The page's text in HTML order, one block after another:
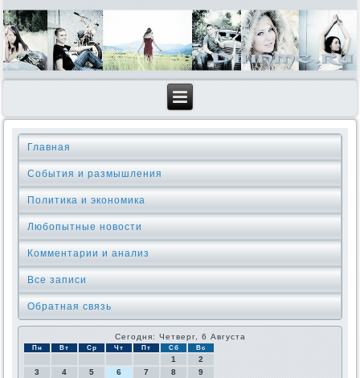
Главная
События и размышления
Политика и экономика
Любопытные новости
Комментарии и анализ
Все записи
Обратная связь
Сегодня: Четверг, 6 Августа
Пн Вт Ср Чт Пт Сб Вс
1
2
3
4 5 6 7 8
9